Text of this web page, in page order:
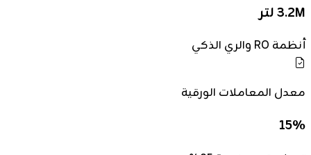
3.2M لتر
أنظمة RO والري الذكي
معدل المعاملات الورقية
15%